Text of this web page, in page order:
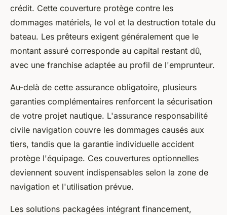
crédit. Cette couverture protège contre les
dommages matériels, le vol et la destruction totale du
bateau. Les prêteurs exigent généralement que le
montant assuré corresponde au capital restant dû,
avec une franchise adaptée au profil de l'emprunteur.
Au-delà de cette assurance obligatoire, plusieurs
garanties complémentaires renforcent la sécurisation
de votre projet nautique. L'assurance responsabilité
civile navigation couvre les dommages causés aux
tiers, tandis que la garantie individuelle accident
protège l'équipage. Ces couvertures optionnelles
deviennent souvent indispensables selon la zone de
navigation et l'utilisation prévue.
Les solutions packagées intégrant financement,